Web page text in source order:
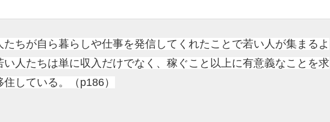
たちが自ら暮らしや仕事を発信してくれたことで若い人が集まるよ
い人たちは単に収入だけでなく、稼ぐこと以上に有意義なことを求
している。（p186）